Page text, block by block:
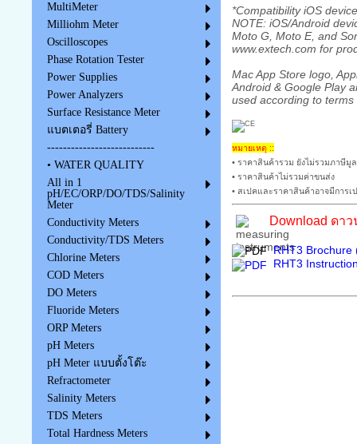
MultiMeter
Milliohm Meter
Oscilloscopes
Phase Rotation Tester
Power Supplies
Power Analyzers
Surface Resistance Meter
แบตเตอรี่ Battery
---------------------------
• WATER QUALITY
All in 1
pH/EC/ORP/DO/TDS/Salinity
Meter
Conductivity Meters
Conductivity/TDS Meters
Chlorine Meters
COD Meters
DO Meters
Fluoride Meters
ORP Meters
pH Meters
pH Meter แบบตั้งโต๊ะ
Refractometer
Salinity Meters
TDS Meters
Total Hardness Meters
*Compatibility iOS
NOTE: iOS/Android
Moto G, Moto E, and
www.extech.com for
Mac App Store logo,
Android & Google Play
used according to
หมายเหตุ ::
• ราคาสินค้ารวม ยังไม่รวมภาษีมู
• ราคาสินค้าไม่รวมค่าขนส่ง
• สเปคและราคาสินค้าอาจมีการ
Download ดา
RHT3 Brochure
RHT3